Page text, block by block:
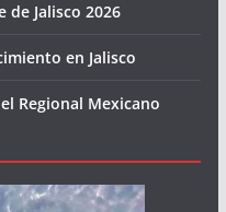
de Jalisco 2026
en Jalisco
Regional Mexicano